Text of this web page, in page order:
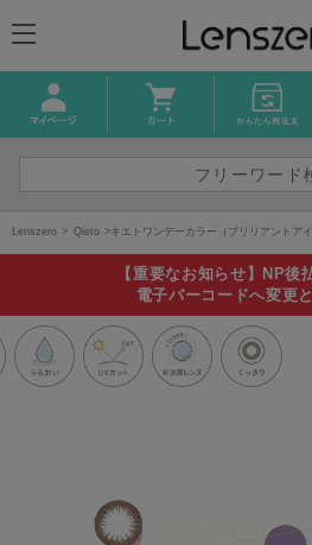
Lenszero Qieto キエトワンデーカラー（ブリリアントア
【重要なお知らせ】NP後
電子バーコードへ変更